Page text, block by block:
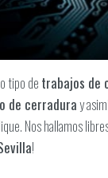
tipo de trabajos de
de cerraduray
Nos hallamos
!